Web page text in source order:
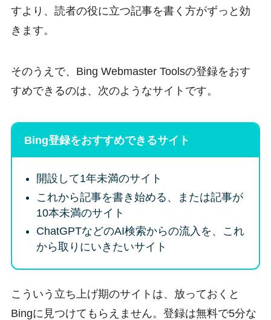
すより、読者の役に立つ記事を書く方がずっと効
きます。
そのうえで、Bing Webmaster Toolsの登録をおす
すめできるのは、次のようなサイトです。
Bing登録をおすすめできるサイト
開設して1年未満のサイト
これから記事を書き始める、または記事が
10本未満のサイト
ChatGPTなどのAI検索からの流入を、これ
から取りにいきたいサイト
こういう立ち上げ期のサイトは、放っておくと
Bingに見つけてもらえません。登録は無料で5分な